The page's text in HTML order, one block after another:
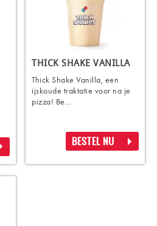
THICK SHAKE VANILLA
Thick Shake Vanilla, een
ijskoude traktatie voor na je
pizza! Be...
BESTEL NU